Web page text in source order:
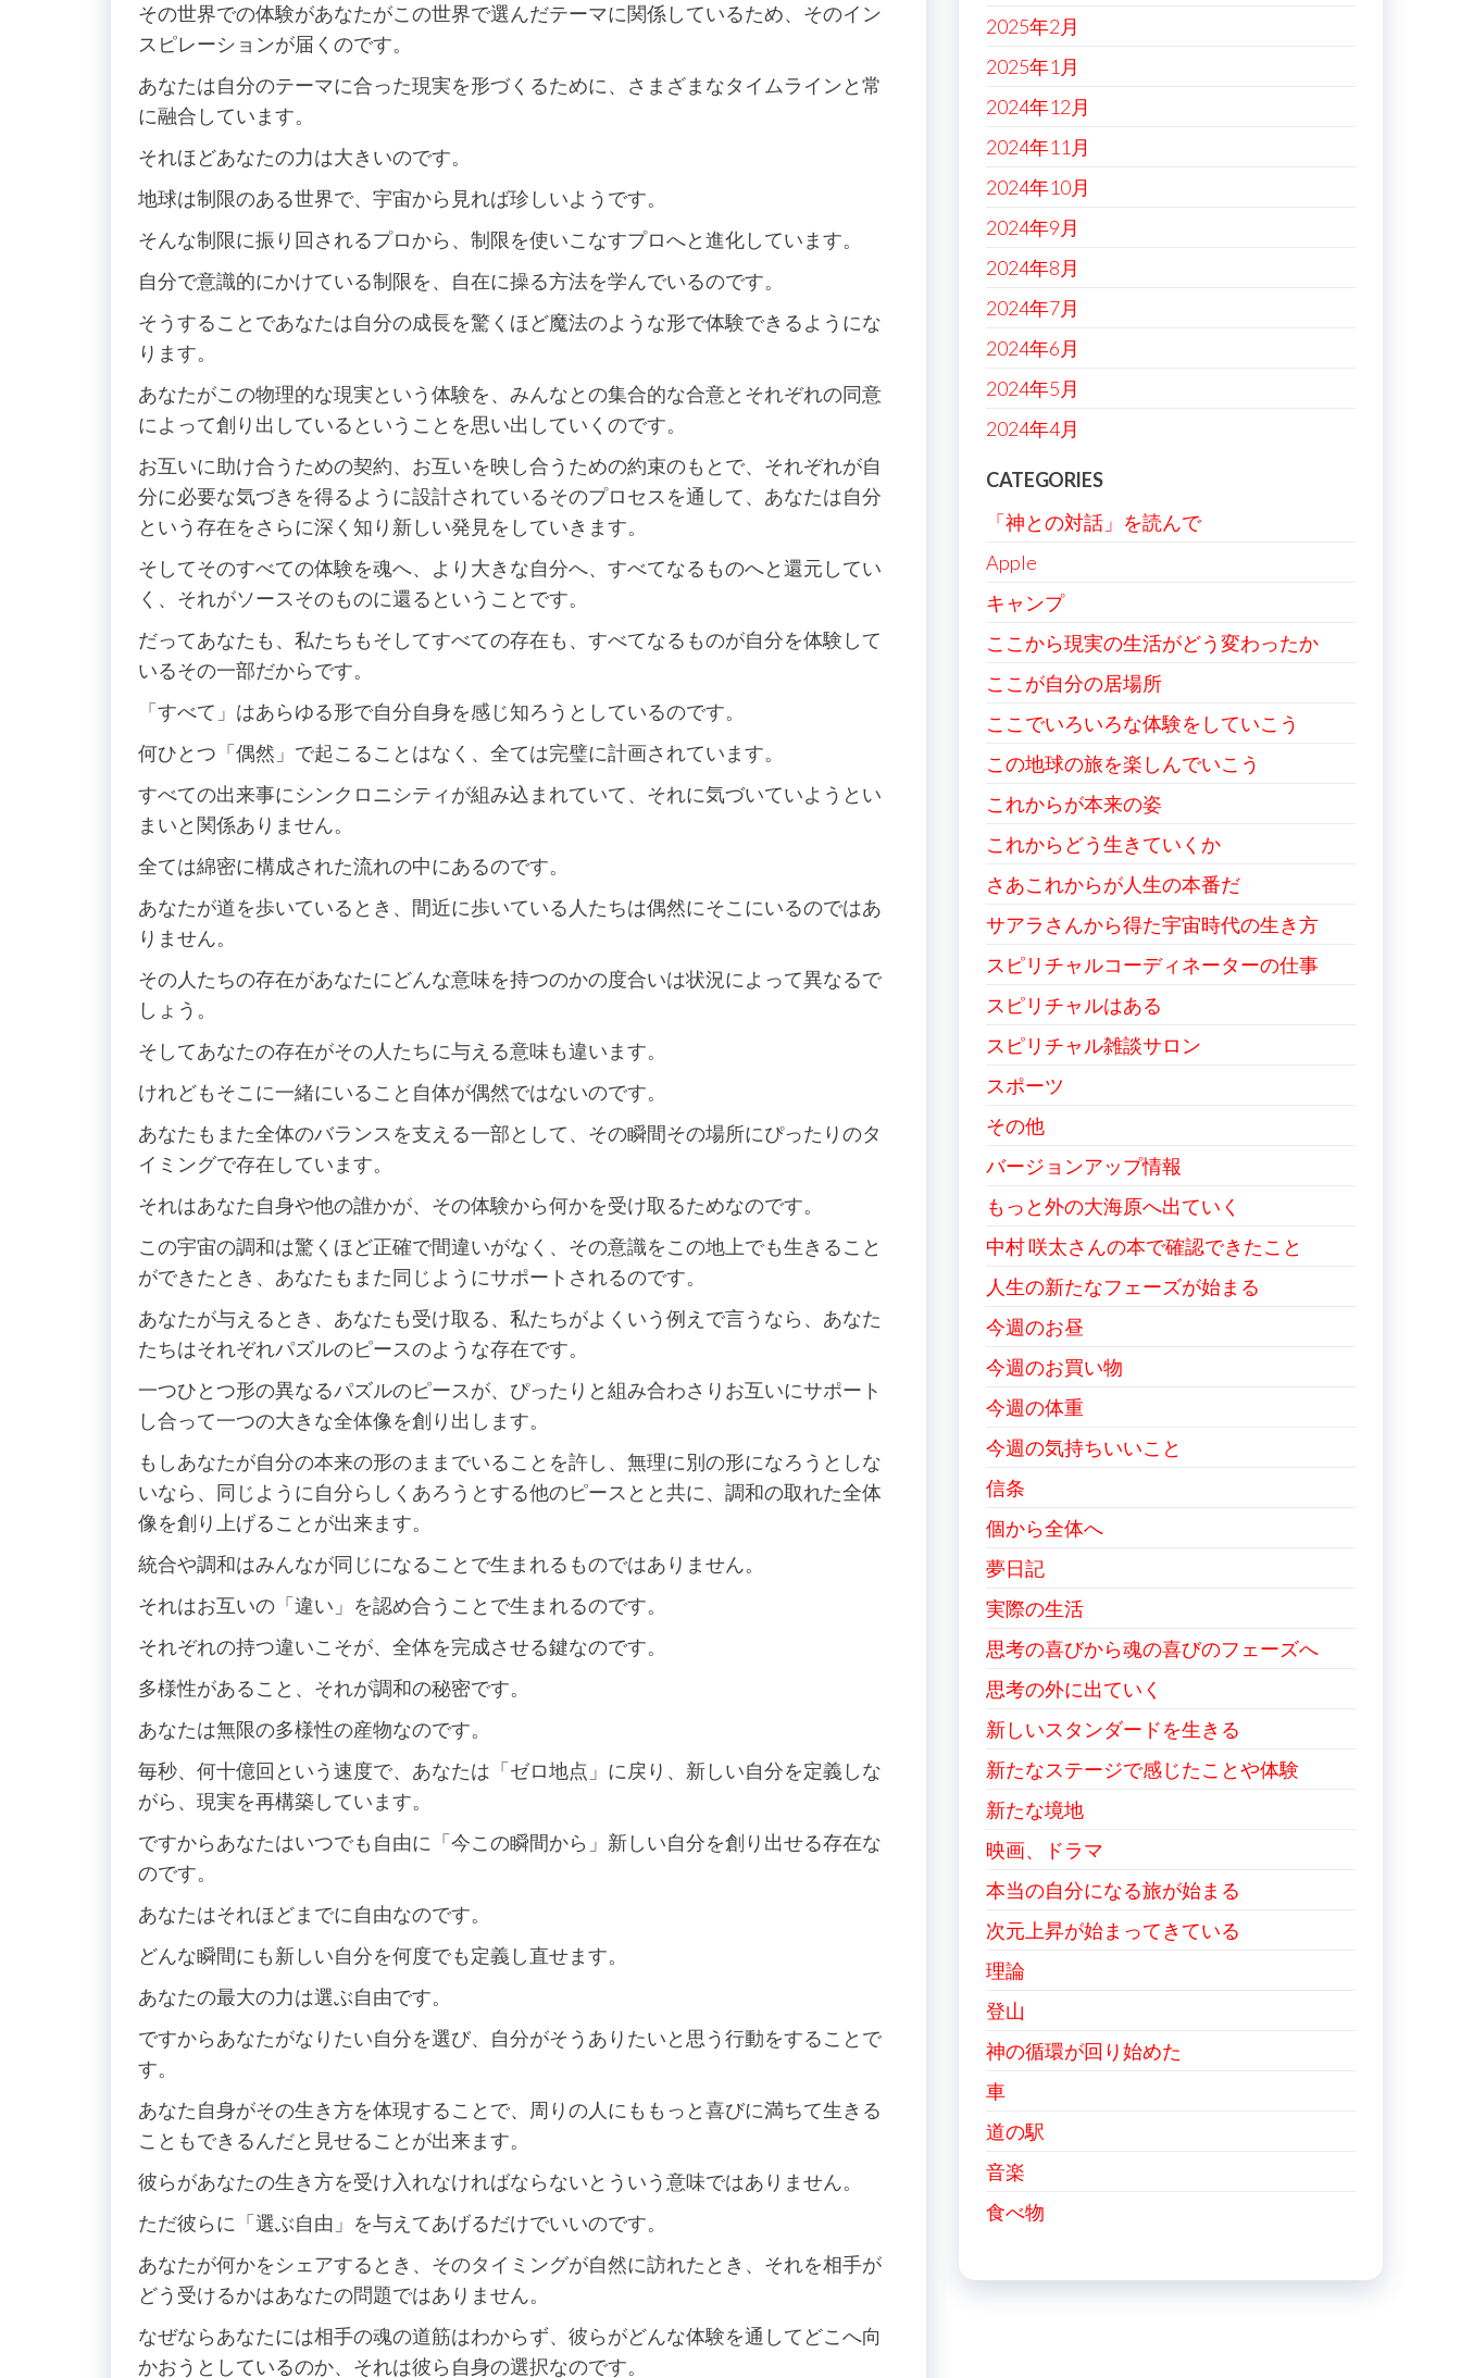
その世界での体験があなたがこの世界で選んだテーマに関係しているため、そのイン
スピレーションが届くのです。
あなたは自分のテーマに合った現実を形づくるために、さまざまなタイムラインと常
に融合しています。
それほどあなたの力は大きいのです。
地球は制限のある世界で、宇宙から見れば珍しいようです。
そんな制限に振り回されるプロから、制限を使いこなすプロへと進化しています。
自分で意識的にかけている制限を、自在に操る方法を学んでいるのです。
そうすることであなたは自分の成長を驚くほど魔法のような形で体験できるようにな
ります。
あなたがこの物理的な現実という体験を、みんなとの集合的な合意とそれぞれの同意
によって創り出しているということを思い出していくのです。
お互いに助け合うための契約、お互いを映し合うための約束のもとで、それぞれが自
分に必要な気づきを得るように設計されているそのプロセスを通して、あなたは自分
という存在をさらに深く知り新しい発見をしていきます。
そしてそのすべての体験を魂へ、より大きな自分へ、すべてなるものへと還元してい
く、それがソースそのものに還るということです。
だってあなたも、私たちもそしてすべての存在も、すべてなるものが自分を体験して
いるその一部だからです。
「すべて」はあらゆる形で自分自身を感じ知ろうとしているのです。
何ひとつ「偶然」で起こることはなく、全ては完璧に計画されています。
すべての出来事にシンクロニシティが組み込まれていて、それに気づいていようとい
まいと関係ありません。
全ては綿密に構成された流れの中にあるのです。
あなたが道を歩いているとき、間近に歩いている人たちは偶然にそこにいるのではあ
りません。
その人たちの存在があなたにどんな意味を持つのかの度合いは状況によって異なるで
しょう。
そしてあなたの存在がその人たちに与える意味も違います。
けれどもそこに一緒にいること自体が偶然ではないのです。
あなたもまた全体のバランスを支える一部として、その瞬間その場所にぴったりのタ
イミングで存在しています。
それはあなた自身や他の誰かが、その体験から何かを受け取るためなのです。
この宇宙の調和は驚くほど正確で間違いがなく、その意識をこの地上でも生きること
ができたとき、あなたもまた同じようにサポートされるのです。
あなたが与えるとき、あなたも受け取る、私たちがよくいう例えで言うなら、あなた
たちはそれぞれパズルのピースのような存在です。
一つひとつ形の異なるパズルのピースが、ぴったりと組み合わさりお互いにサポート
し合って一つの大きな全体像を創り出します。
もしあなたが自分の本来の形のままでいることを許し、無理に別の形になろうとしな
いなら、同じように自分らしくあろうとする他のピースとと共に、調和の取れた全体
像を創り上げることが出来ます。
統合や調和はみんなが同じになることで生まれるものではありません。
それはお互いの「違い」を認め合うことで生まれるのです。
それぞれの持つ違いこそが、全体を完成させる鍵なのです。
多様性があること、それが調和の秘密です。
あなたは無限の多様性の産物なのです。
毎秒、何十億回という速度で、あなたは「ゼロ地点」に戻り、新しい自分を定義しな
がら、現実を再構築しています。
ですからあなたはいつでも自由に「今この瞬間から」新しい自分を創り出せる存在な
のです。
あなたはそれほどまでに自由なのです。
どんな瞬間にも新しい自分を何度でも定義し直せます。
あなたの最大の力は選ぶ自由です。
ですからあなたがなりたい自分を選び、自分がそうありたいと思う行動をすることで
す。
あなた自身がその生き方を体現することで、周りの人にももっと喜びに満ちて生きる
こともできるんだと見せることが出来ます。
彼らがあなたの生き方を受け入れなければならないとういう意味ではありません。
ただ彼らに「選ぶ自由」を与えてあげるだけでいいのです。
あなたが何かをシェアするとき、そのタイミングが自然に訪れたとき、それを相手が
どう受けるかはあなたの問題ではありません。
なぜならあなたには相手の魂の道筋はわからず、彼らがどんな体験を通してどこへ向
かおうとしているのか、それは彼ら自身の選択なのです。
2025年2月
2025年1月
2024年12月
2024年11月
2024年10月
2024年9月
2024年8月
2024年7月
2024年6月
2024年5月
2024年4月
CATEGORIES
「神との対話」を読んで
Apple
キャンプ
ここから現実の生活がどう変わったか
ここが自分の居場所
ここでいろいろな体験をしていこう
この地球の旅を楽しんでいこう
これからが本来の姿
これからどう生きていくか
さあこれからが人生の本番だ
サアラさんから得た宇宙時代の生き方
スピリチャルコーディネーターの仕事
スピリチャルはある
スピリチャル雑談サロン
スポーツ
その他
バージョンアップ情報
もっと外の大海原へ出ていく
中村 咲太さんの本で確認できたこと
人生の新たなフェーズが始まる
今週のお昼
今週のお買い物
今週の体重
今週の気持ちいいこと
信条
個から全体へ
夢日記
実際の生活
思考の喜びから魂の喜びのフェーズへ
思考の外に出ていく
新しいスタンダードを生きる
新たなステージで感じたことや体験
新たな境地
映画、ドラマ
本当の自分になる旅が始まる
次元上昇が始まってきている
理論
登山
神の循環が回り始めた
車
道の駅
音楽
食べ物